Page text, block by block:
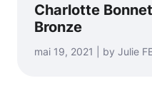
Charlotte
Bronze
mai 19, 2021 | by Julie